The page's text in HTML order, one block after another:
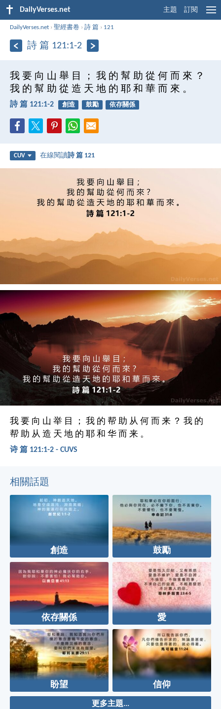
DailyVerses.net 主題 訂閱
DailyVerses.net ›聖經書卷 ›詩 篇 › 121
詩 篇 121:1-2
我 要 向 山 舉 目 ； 我 的 幫 助 從 何 而 來 ？
我 的 幫 助 從 造 天 地 的 耶 和 華 而 來 。
詩 篇 121:1-2 創造 鼓勵 依存關係
CUV 在線閱讀詩 篇 121
我 要 向 山 举 目 ； 我 的 帮 助 从 何 而 来 ？ 我 的
帮 助 从 造 天 地 的 耶 和 华 而 来 。
诗 篇 121:1-2 - CUVS
相關話題
創造 鼓勵
依存關係 愛
盼望 信仰
更多主題...